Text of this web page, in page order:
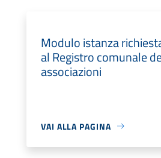
Modulo istanza
al Registro comunale
associazioni
VAI ALLA PAGINA